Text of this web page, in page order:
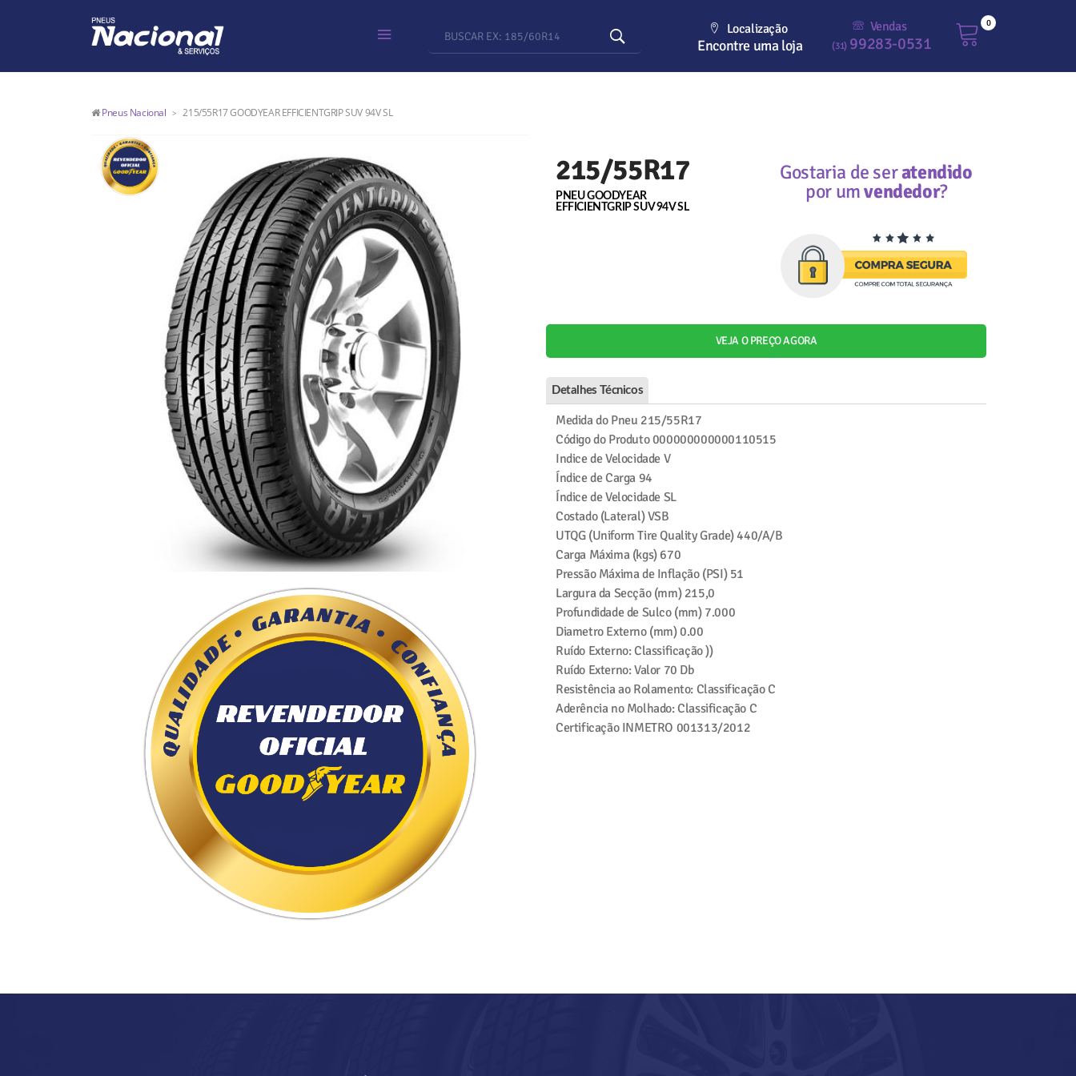
Localização
Encontre uma loja
Vendas
(31) 99283-0531
0
Pneus Nacional > 215/55R17 GOODYEAR EFFICIENTGRIP SUV 94V SL
215/55R17
PNEU GOODYEAR
EFFICIENTGRIP SUV 94V SL
Gostaria de seratendido
por umvendedor?
VEJA O PREÇO AGORA
Detalhes Técnicos
Medida do Pneu 215/55R17
Código do Produto000000000000110515
Indice de Velocidade V
Índice de Carga 94
Índice de Velocidade SL
Costado (Lateral)VSB
UTQG (Uniform Tire Quality Grade)440/A/B
Carga Máxima (kgs) 670
Pressão Máxima de Inflação (PSI) 51
Largura da Secção (mm) 215,0
Profundidade de Sulco (mm) 7.000
Diametro Externo (mm)0.00
Ruído Externo: Classificação))
Ruído Externo: Valor 70 Db
Resistência ao Rolamento: ClassificaçãoC
Aderência no Molhado: Classificação C
Certificação INMETRO 001313/2012